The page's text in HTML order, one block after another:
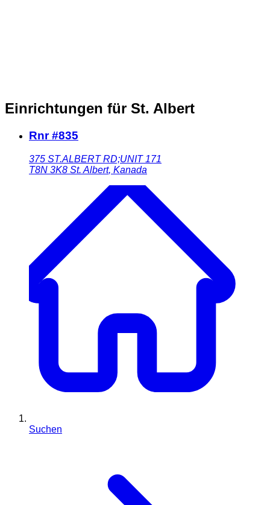
Einrichtungen für St. Albert
Rnr #835
375 ST.ALBERT RD;UNIT 171
T8N 3K8 St. Albert, Kanada
Suchen